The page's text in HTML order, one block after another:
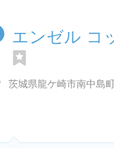
エンゼル コ
茨城県龍ケ崎市南中島